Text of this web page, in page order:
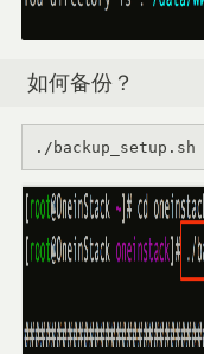
如何备份？
./backup_setup.sh